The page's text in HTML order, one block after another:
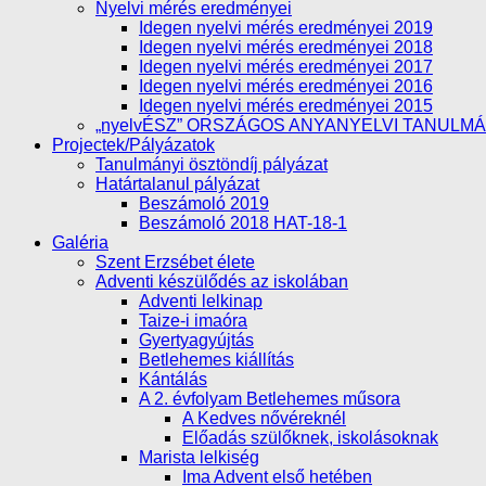
Nyelvi mérés eredményei
Idegen nyelvi mérés eredményei 2019
Idegen nyelvi mérés eredményei 2018
Idegen nyelvi mérés eredményei 2017
Idegen nyelvi mérés eredményei 2016
Idegen nyelvi mérés eredményei 2015
„nyelvÉSZ” ORSZÁGOS ANYANYELVI
Projectek/Pályázatok
Tanulmányi ösztöndíj pályázat
Határtalanul pályázat
Beszámoló 2019
Beszámoló 2018 HAT-18-1
Galéria
Szent Erzsébet élete
Adventi készülődés az iskolában
Adventi lelkinap
Taize-i imaóra
Gyertyagyújtás
Betlehemes kiállítás
Kántálás
A 2. évfolyam Betlehemes műsora
A Kedves nővéreknél
Előadás szülőknek, iskolásoknak
Marista lelkiség
Ima Advent első hetében